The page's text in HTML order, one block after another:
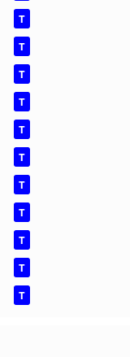
T
T
T
T
T
T
T
T
T
T
T